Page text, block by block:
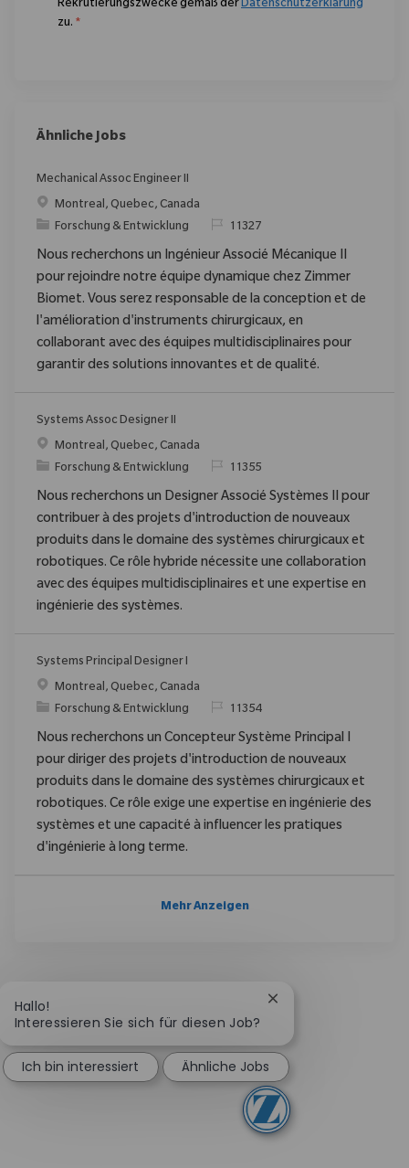
Rekrutierungszwecke gemäß derDatenschutzerklärung
zu. *
Ähnliche Jobs
Mechanical Assoc Engineer II
Ort Montreal, Quebec, Canada
Kategorie
Forschung & Entwicklung ReqId11327
Nous recherchons un Ingénieur Associé Mécanique II
pour rejoindre notre équipe dynamique chez Zimmer
Biomet. Vous serez responsable de la conception et de
l'amélioration d'instruments chirurgicaux, en
collaborant avec des équipes multidisciplinaires pour
garantir des solutions innovantes et de qualité.
Systems Assoc Designer II
Ort Montreal, Quebec, Canada
Kategorie
Forschung & Entwicklung ReqId11355
Nous recherchons un Designer Associé Systèmes II pour
contribuer à des projets d'introduction de nouveaux
produits dans le domaine des systèmes chirurgicaux et
robotiques. Ce rôle hybride nécessite une collaboration
avec des équipes multidisciplinaires et une expertise en
ingénierie des systèmes.
Systems Principal Designer I
Ort Montreal, Quebec, Canada
Kategorie
Forschung & Entwicklung ReqId11354
Nous recherchons un Concepteur Système Principal I
pour diriger des projets d'introduction de nouveaux
produits dans le domaine des systèmes chirurgicaux et
robotiques. Ce rôle exige une expertise en ingénierie des
systèmes et une capacité à influencer les pratiques
d'ingénierie à long terme.
Mehr Anzeigen
Hallo!
Interessieren Sie sich für diesen Job?
Chatbot-
Ich bin interessiert Ähnliche Jobs